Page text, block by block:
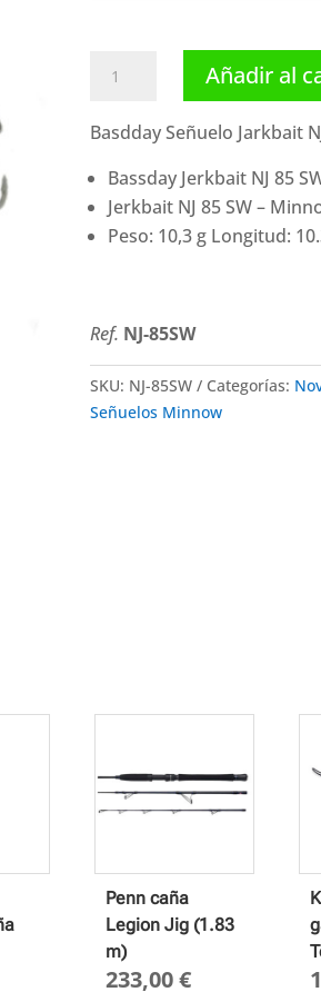
Señuelo
NJ-
85F
(10.3
cantidad
Añadir al
Basdday Señuelo Jarkbait
Bassday Jerkbait NJ 85
Jerkbait NJ 85 SW –
Peso: 10,3 g Longitud:
Ref. NJ-85SW
SKU: NJ-85SW Categorías:
Señuelos Minnow
Penn caña
Legion Jig (1.83
m)
233,00€